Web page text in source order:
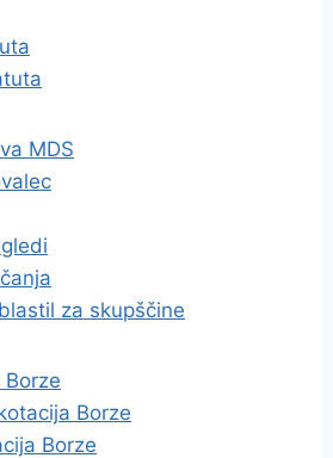
MDS
za skupščine
Borze
Borze